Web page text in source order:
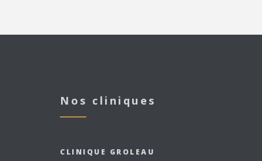
Nos cliniques
CLINIQUE GROLEAU